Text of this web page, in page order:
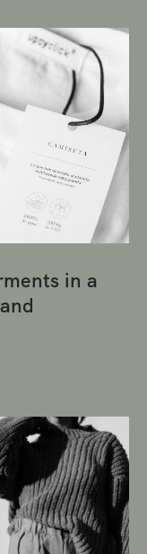
in a